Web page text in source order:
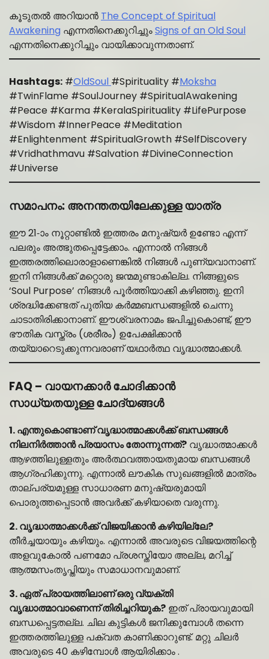
കൂടുതൽ അറിയാൻ The Concept of Spiritual
Awakening എന്നതിനെക്കുറിച്ചുംSigns of an Old Soul
എന്നതിനെക്കുറിച്ചും വായിക്കാവുന്നതാണ്.
Hashtags: #OldSoul #Spirituality #Moksha
#TwinFlame #SoulJourney #SpiritualAwakening
#Peace #Karma #KeralaSpirituality #LifePurpose
#Wisdom #InnerPeace #Meditation
#Enlightenment #SpiritualGrowth #SelfDiscovery
#Vridhathmavu #Salvation #DivineConnection
#Universe
സമാപനം: അനന്തതയിലേക്കുള്ള യാത്ര
ഈ 21-ാം നൂറ്റാണ്ടിൽ ഇത്തരം മനുഷ്യർ ഉണ്ടോ എന്ന്
പലരും അത്ഭുതപ്പെട്ടേക്കാം. എന്നാൽ നിങ്ങൾ
ഇത്തരത്തിലൊരാളാണെങ്കിൽ നിങ്ങൾ പുണ്യവാനാണ്.
ഇനി നിങ്ങൾക്ക് മറ്റൊരു ജന്മമുണ്ടാകില്ല. നിങ്ങളുടെ
‘Soul Purpose’ നിങ്ങൾ പൂർത്തിയാക്കി കഴിഞ്ഞു. ഇനി
ശ്രദ്ധിക്കേണ്ടത് പുതിയ കർമ്മബന്ധങ്ങളിൽ ചെന്നു
ചാടാതിരിക്കാനാണ്. ഈശ്വരനാമം ജപിച്ചുകൊണ്ട്, ഈ
ഭൗതിക വസ്ത്രം (ശരീരം) ഉപേക്ഷിക്കാൻ
തയ്യാറെടുക്കുന്നവരാണ് യഥാർത്ഥ വൃദ്ധാത്മാക്കൾ.
FAQ – വായനക്കാർ ചോദിക്കാൻ
സാധ്യതയുള്ള ചോദ്യങ്ങൾ
1. എന്തുകൊണ്ടാണ് വൃദ്ധാത്മാക്കൾക്ക് ബന്ധങ്ങൾ
നിലനിർത്താൻ പ്രയാസം തോന്നുന്നത്? വൃദ്ധാത്മാക്കൾ
ആഴത്തിലുള്ളതും അർത്ഥവത്തായതുമായ ബന്ധങ്ങൾ
ആഗ്രഹിക്കുന്നു. എന്നാൽ ലൗകിക സുഖങ്ങളിൽ മാത്രം
താല്പര്യമുള്ള സാധാരണ മനുഷ്യരുമായി
പൊരുത്തപ്പെടാൻ അവർക്ക് കഴിയാതെ വരുന്നു.
2. വൃദ്ധാത്മാക്കൾക്ക് വിജയിക്കാൻ കഴിയില്ലേ?
തീർച്ചയായും കഴിയും. എന്നാൽ അവരുടെ വിജയത്തിന്റെ
അളവുകോൽ പണമോ പ്രശസ്തിയോ അല്ല, മറിച്ച്
ആത്മസംതൃപ്തിയും സമാധാനവുമാണ്.
3. ഏത് പ്രായത്തിലാണ് ഒരു വ്യക്തി
വൃദ്ധാത്മാവാണെന്ന് തിരിച്ചറിയുക? ഇത് പ്രായവുമായി
ബന്ധപ്പെട്ടതല്ല. ചില കുട്ടികൾ ജനിക്കുമ്പോൾ തന്നെ
ഇത്തരത്തിലുള്ള പക്വത കാണിക്കാറുണ്ട്. മറ്റു ചിലർ
അവരുടെ 40 കഴിമ്പോൾ ആയിരിക്കാം .